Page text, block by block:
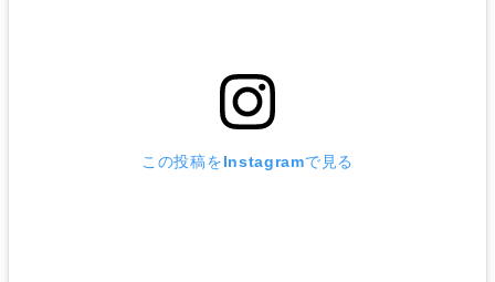
この投稿をInstagramで見る